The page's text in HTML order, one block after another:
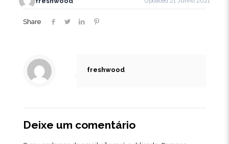
Share
freshwood
Deixe um comentário